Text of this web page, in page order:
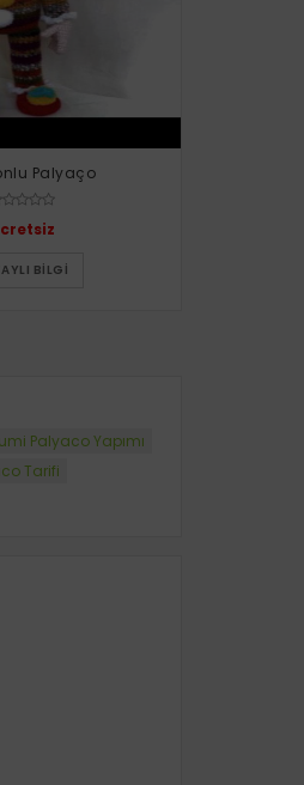
Palyaço
BILGI
Palyaco Yapımı
Tarifi